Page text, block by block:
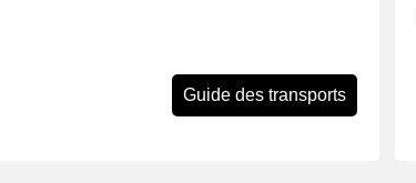
Guide des transports